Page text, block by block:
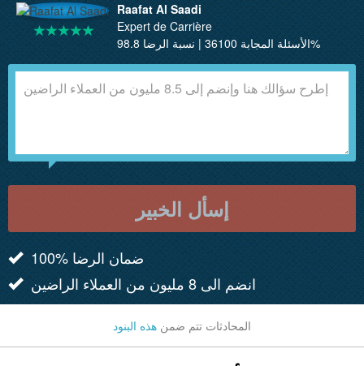
Raafat Al Saadi
Expert de Carrière
الأسئلة المجابة 36100 | نسبة الرضا 98.8%
إسأل الخبير
100% ضمان الرضا
انضم الى 8 مليون من العملاء الراضين
المحادثات تتم ضمن هذه البنود